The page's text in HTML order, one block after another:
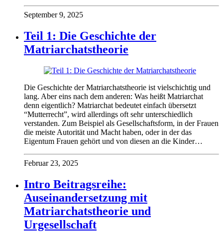
September 9, 2025
Teil 1: Die Geschichte der
Matriarchatstheorie
Die Geschichte der Matriarchatstheorie ist vielschichtig und
lang. Aber eins nach dem anderen: Was heißt Matriarchat
denn eigentlich? Matriarchat bedeutet einfach übersetzt
“Mutterrecht”, wird allerdings oft sehr unterschiedlich
verstanden. Zum Beispiel als Gesellschaftsform, in der Frauen
die meiste Autorität und Macht haben, oder in der das
Eigentum Frauen gehört und von diesen an die Kinder…
Februar 23, 2025
Intro Beitragsreihe:
Auseinandersetzung mit
Matriarchatstheorie und
Urgesellschaft